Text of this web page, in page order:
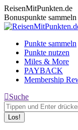
Zum
Inhalt
springen
ReisenMitPunkten.de
Bonuspunkte
Punkte sammeln
Punkte nutzen
Miles & More
PAYBACK
Membership
Search:
Suche